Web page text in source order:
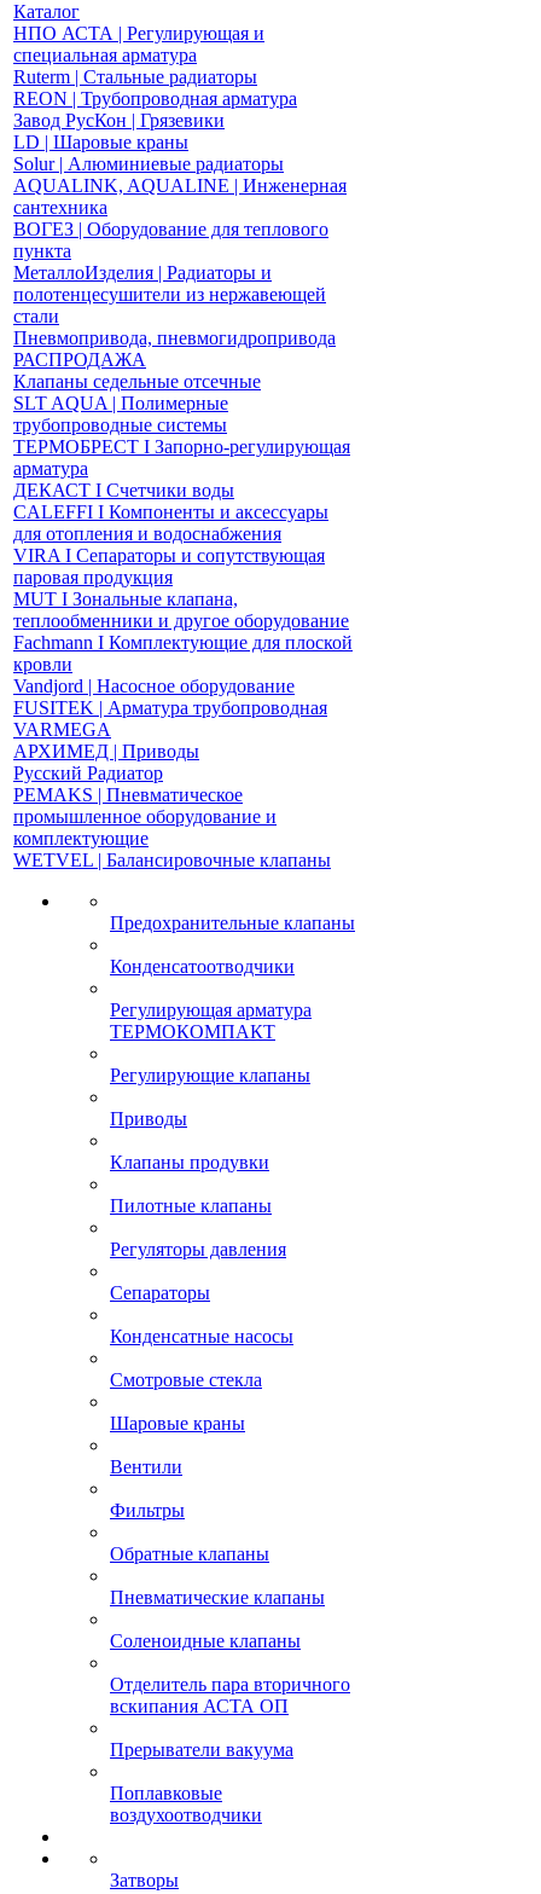
Каталог
НПО АСТА | Регулирующая и
специальная арматура
Ruterm | Стальные радиаторы
REON | Трубопроводная арматура
Завод РусКон | Грязевики
LD | Шаровые краны
Solur | Алюминиевые радиаторы
AQUALINK, AQUALINE | Инженерная
сантехника
ВОГЕЗ | Оборудование для теплового
пункта
МеталлоИзделия | Радиаторы и
полотенцесушители из нержавеющей
стали
Пневмопривода, пневмогидропривода
РАСПРОДАЖА
Клапаны седельные отсечные
SLT AQUA | Полимерные
трубопроводные системы
ТЕРМОБРЕСТ І Запорно-регулирующая
арматура
ДЕКАСТ І Счетчики воды
CALEFFI І Компоненты и аксессуары
для отопления и водоснабжения
VIRA І Сепараторы и сопутствующая
паровая продукция
MUT І Зональные клапана,
теплообменники и другое оборудование
Fachmann І Комплектующие для плоской
кровли
Vandjord | Насосное оборудование
FUSITEK | Арматура трубопроводная
VARMEGA
АРХИМЕД | Приводы
Русский Радиатор
PEMAKS | Пневматическое
промышленное оборудование и
комплектующие
WETVEL | Балансировочные клапаны
Предохранительные клапаны
Конденсатоотводчики
Регулирующая арматура
ТЕРМОКОМПАКТ
Регулирующие клапаны
Приводы
Клапаны продувки
Пилотные клапаны
Регуляторы давления
Сепараторы
Конденсатные насосы
Смотровые стекла
Шаровые краны
Вентили
Фильтры
Обратные клапаны
Пневматические клапаны
Соленоидные клапаны
Отделитель пара вторичного
вскипания АСТА ОП
Прерыватели вакуума
Поплавковые
воздухоотводчики
Затворы